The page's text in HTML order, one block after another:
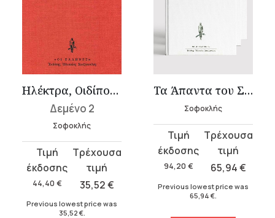
Ηλέκτρα, Οιδίπους τύραννος, Οιδίπους επί Κολωνώ
Δεμένο 2
Σοφοκλής
44,40 €
Original
price
was:
35,52€
Current
price
Previous lowest price was
35,52 €.
Τα Άπαντα του Σοφοκλή
Σοφοκλής
94,20 €
Original
price
was:
65,94€
Current
price
Previous lowest price was
65,94 €